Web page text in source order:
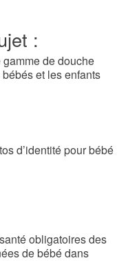
:
de douche
et les enfants
d’identité pour bébé
obligatoires des
de bébédans